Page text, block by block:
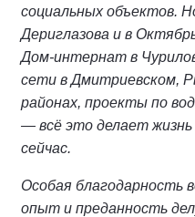
социальных объектов.
Дериглазова и в
Дом‑интернат в
сети в Дмитриевском,
районах, проекты по
— всё это делает жизнь
сейчас.
Особая благодарность
опыт и преданность